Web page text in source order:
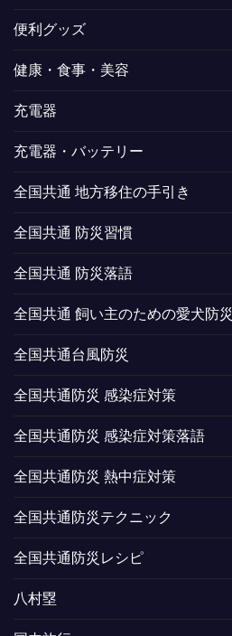
便利グッズ
健康・食事・美容
充電器
充電器・バッテリー
全国共通 地方移住の手引き
全国共通 防災習慣
全国共通 防災落語
全国共通 飼い主のための愛犬防災
全国共通台風防災
全国共通防災 感染症対策
全国共通防災 感染症対策落語
全国共通防災 熱中症対策
全国共通防災テクニック
全国共通防災レシピ
八村塁